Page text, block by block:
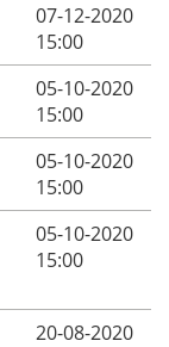
07-12-2020
15:00
05-10-2020
15:00
05-10-2020
15:00
05-10-2020
15:00
20-08-2020